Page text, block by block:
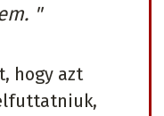
"
hogy azt